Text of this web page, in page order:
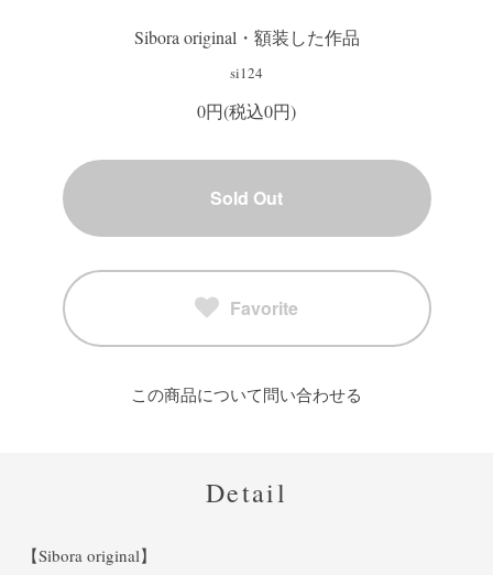
Sibora original・額装した作品
si124
0円(税込0円)
Sold Out
Favorite
この商品について問い合わせる
Detail
【Sibora original】